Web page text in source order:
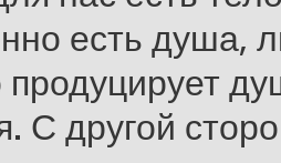
есть душа,
С другой